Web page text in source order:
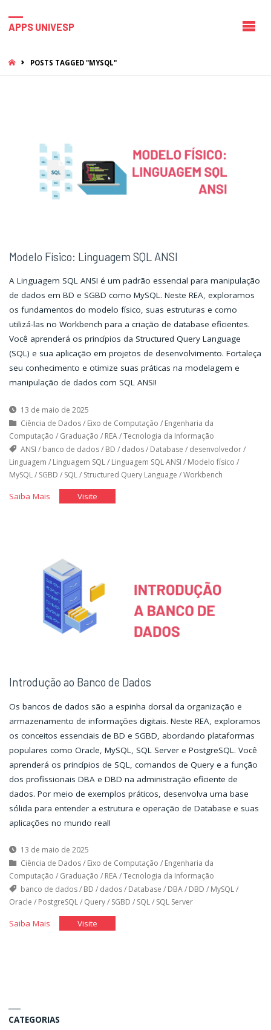
APPS UNIVESP
HOMEPOSTS TAGGED "MYSQL"
Modelo Físico: Linguagem SQL ANSI
A Linguagem SQL ANSI é um padrão essencial para manipulação
de dados em BD e SGBD como MySQL. Neste REA, exploramos
os fundamentos do modelo físico, suas estruturas e como
utilizá-las no Workbench para a criação de database eficientes.
Você aprenderá os princípios da Structured Query Language
(SQL) e sua aplicação em projetos de desenvolvimento. Fortaleça
seu conhecimento e otimize suas práticas na modelagem e
manipulação de dados com SQL ANSI!
13 de maio de 2025
Ciência de Dados/ Eixo de Computação / Engenharia da
Computação / Graduação / REA/Tecnologia da Informação
ANSI / banco de dados/ BD / dados/ Database / desenvolvedor/
Linguagem / Linguagem SQL/ Linguagem SQL ANSI / Modelo físico /
MySQL/ SGBD / SQL/ Structured Query Language /Workbench
Saiba Mais"ModeloVisite"Modelo
Introdução ao Banco de Dados
Os bancos de dados são a espinha dorsal da organização e
armazenamento de informações digitais. Neste REA, exploramos
os conceitos essenciais de BD e SGBD, abordando plataformas
populares como Oracle, MySQL, SQL Server e PostgreSQL. Você
aprenderá os princípios de SQL, comandos de Query e a função
dos profissionais DBA e DBD na administração eficiente de
dados. Por meio de exemplos práticos, desenvolva uma base
sólida para entender a estrutura e operação de Database e suas
aplicações no mundo real!
13 de maio de 2025
Ciência de Dados/ Eixo de Computação / Engenharia da
Computação / Graduação / REA/Tecnologia da Informação
banco de dados/ BD / dados/ Database / DBA/ DBD / MySQL/
Oracle / PostgreSQL/ Query/ SGBD / SQL/ SQL Server
Saiba Mais"Introdução
Visite"Introdução
CATEGORIAS